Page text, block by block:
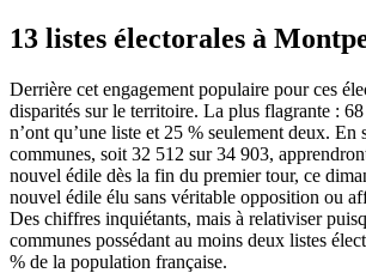
13 listes électorales à
Derrière cet engagement populaire pour ces
disparités sur le territoire. La plus flagrante :
n’ont qu’une liste et 25 % seulement deux. En
communes, soit 32 512 sur 34 903,
nouvel édile dès la fin du premier tour, ce
nouvel édile élu sans véritable opposition ou
Des chiffres inquiétants, mais à relativiser
communes possédant au moins deux listes
% de la population française.